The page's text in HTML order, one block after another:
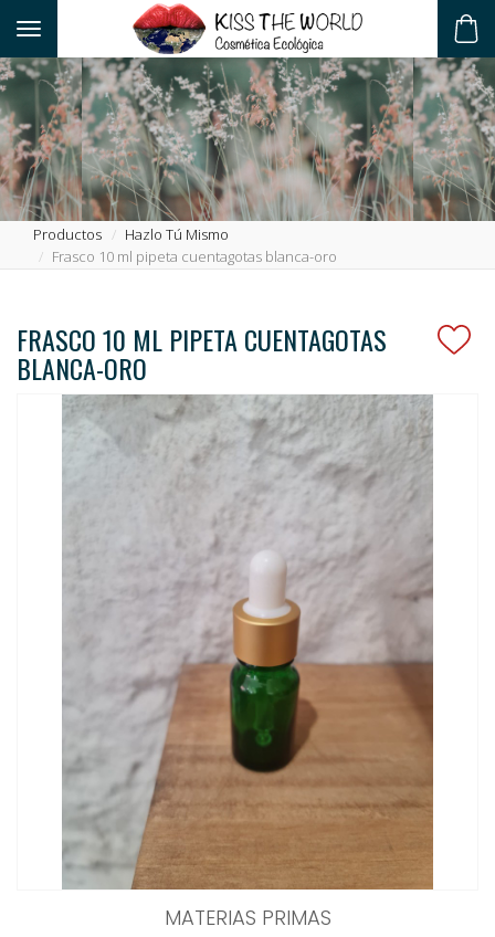
Toggle navigation
Productos
Hazlo Tú Mismo
Frasco 10 ml pipeta cuentagotas blanca-oro
FRASCO 10 ML PIPETA CUENTAGOTAS
BLANCA-ORO
MATERIAS PRIMAS